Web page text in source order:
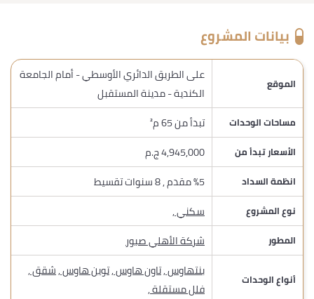
بيانات المشروع
الموقع
على الطريق الدائري الأوسطي - أمام الجامعة
الكندية - مدينة المستقبل
مساحات الوحدات تبدأ من 65 م²
الأسعار تبدأ من 4,945,000 ج.م
انظمة السداد %5 مقدم , 8 سنوات تقسيط
نوع المشروع سكني,
المطور شركة الأهلي صبور
أنواع الوحدات بنتهاوس,تاون هاوس,توين هاوس,شقق,
فلل مستقلة,